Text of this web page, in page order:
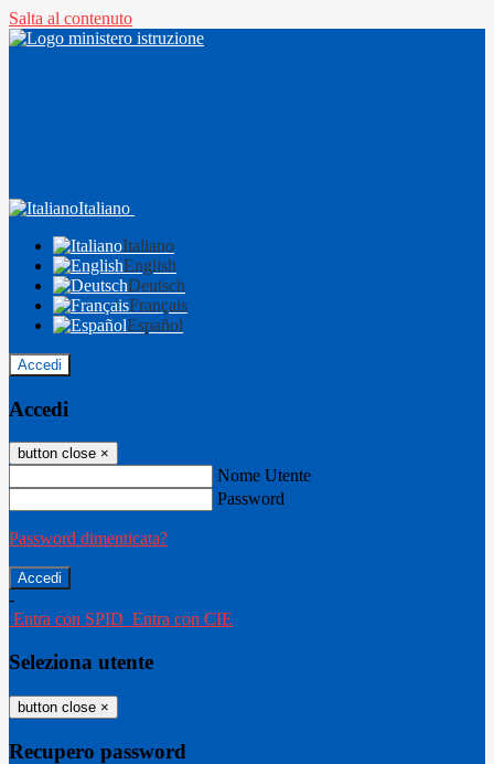
Salta al contenuto
Italiano
Italiano
English
Deutsch
Français
Español
Accedi
Accedi
button close ×
Nome Utente
Password
Password dimenticata?
-
Entra con SPID Entra con CIE
Seleziona utente
button close ×
Recupero password